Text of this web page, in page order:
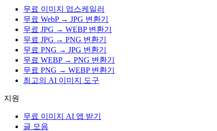
무료 이미지 업스케일러
무료 WebP → JPG 변환기
무료 JPG → WEBP 변환기
무료 JPG → PNG 변환기
무료 PNG → JPG 변환기
무료 WEBP → PNG 변환기
무료 PNG → WEBP 변환기
최고의 AI 이미지 도구
지원
무료 이미지 AI 앱 받기
글 모음